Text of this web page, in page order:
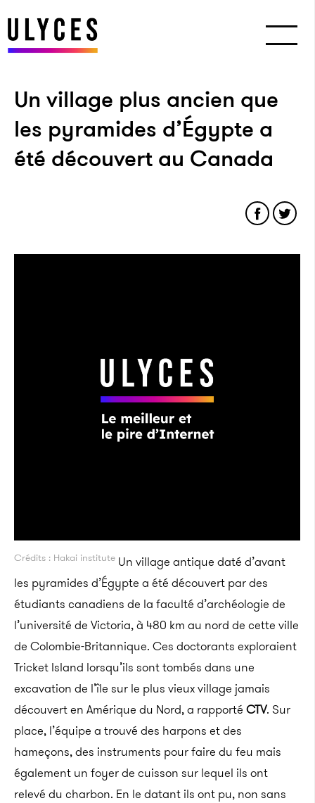
Un village plus ancien que
les pyramides d’Égypte a
été découvert au Canada
Crédits : Hakai institute Un village antique daté d’avant
les pyramides d’Égypte a été découvert par des
étudiants canadiens de la faculté d’archéologie de
l’université de Victoria, à 480 km au nord de cette ville
de Colombie-Britannique. Ces doctorants exploraient
Tricket Island lorsqu’ils sont tombés dans une
excavation de l’île sur le plus vieux village jamais
découvert en Amérique du Nord, a rapporté CTV. Sur
place, l’équipe a trouvé des harpons et des
hameçons, des instruments pour faire du feu mais
également un foyer de cuisson sur lequel ils ont
relevé du charbon. En le datant ils ont pu, non sans